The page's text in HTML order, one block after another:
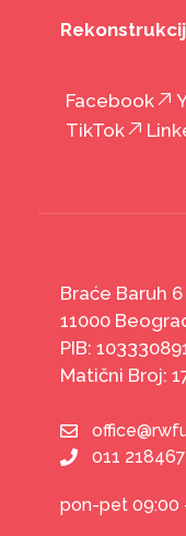
Facebook
TikTok
Braće Baruh 6
11000
PIB:
Matični Broj:
011
pon-pet 09:00